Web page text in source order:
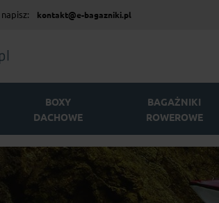
napisz: kontakt@e-bagazniki.pl
BOXY
DACHOWE
BAGAŻNIKI
ROWEROWE